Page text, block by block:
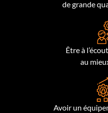
de grande
Être à
au
Avoir un